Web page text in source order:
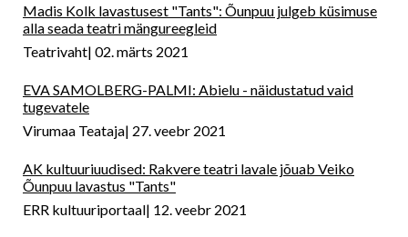
Madis Kolk lavastusest "Tants": Õunpuu julgeb küsimuse
alla seada teatri mängureegleid
Teatrivaht 02. märts 2021
EVA SAMOLBERG-PALMI: Abielu - näidustatud vaid
tugevatele
Virumaa Teataja 27. veebr 2021
AK kultuuriuudised: Rakvere teatri lavale jõuab Veiko
Õunpuu lavastus "Tants"
ERR kultuuriportaal 12. veebr 2021